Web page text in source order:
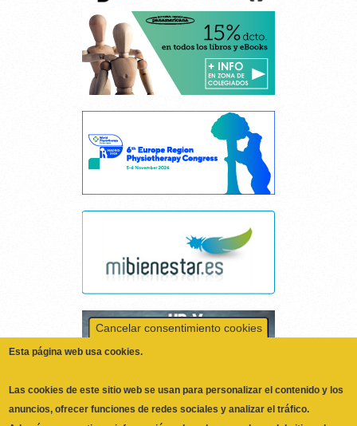
Las cookies de este sitio web se usan para personalizar el contenido y los
con nuestros partners de redes sociales, publicidad y análisis web,
quienes pueden combinarla con otra información que les haya